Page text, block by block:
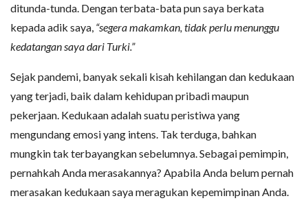
ditunda-tunda. Dengan terbata-bata pun saya berkata
kepada adik saya, “segera makamkan, tidak perlu menunggu
kedatangan saya dari Turki.”
Sejak pandemi, banyak sekali kisah kehilangan dan kedukaan
yang terjadi, baik dalam kehidupan pribadi maupun
pekerjaan. Kedukaan adalah suatu peristiwa yang
mengundang emosi yang intens. Tak terduga, bahkan
mungkin tak terbayangkan sebelumnya. Sebagai pemimpin,
pernahkah Anda merasakannya? Apabila Anda belum pernah
merasakan kedukaan saya meragukan kepemimpinan Anda.